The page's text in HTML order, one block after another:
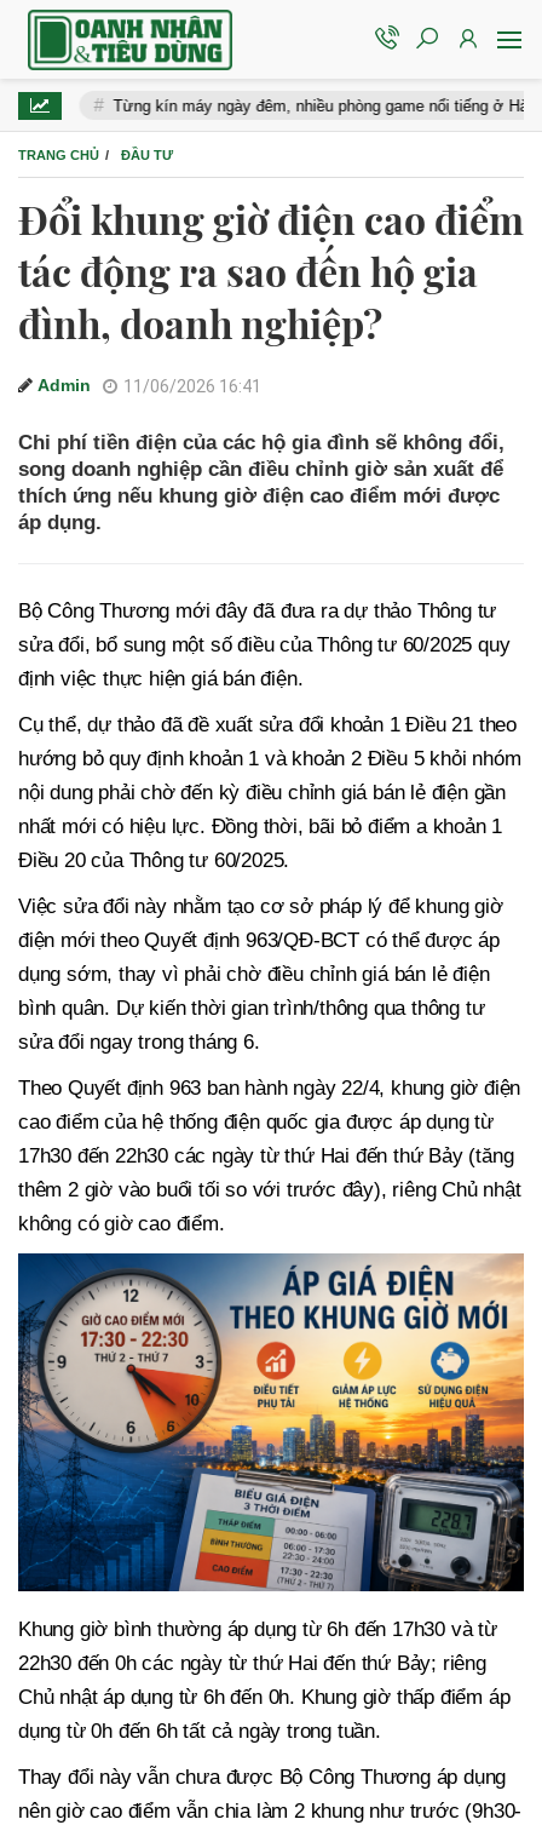
Từng kín máy ngày đêm, nhiều phòng game nổi tiếng ở Hà Nội đóng
TRANG CHỦ ĐẦU TƯ
Đổi khung giờ điện cao điểm
tác động ra sao đến hộ gia
đình, doanh nghiệp?
Admin 11/06/2026 16:41
Chi phí tiền điện của các hộ gia đình sẽ không đổi,
song doanh nghiệp cần điều chỉnh giờ sản xuất để
thích ứng nếu khung giờ điện cao điểm mới được
áp dụng.
Bộ Công Thương mới đây đã đưa ra dự thảo Thông tư
sửa đổi, bổ sung một số điều của Thông tư 60/2025 quy
định việc thực hiện giá bán điện.
Cụ thể, dự thảo đã đề xuất sửa đổi khoản 1 Điều 21 theo
hướng bỏ quy định khoản 1 và khoản 2 Điều 5 khỏi nhóm
nội dung phải chờ đến kỳ điều chỉnh giá bán lẻ điện gần
nhất mới có hiệu lực. Đồng thời, bãi bỏ điểm a khoản 1
Điều 20 của Thông tư 60/2025.
Việc sửa đổi này nhằm tạo cơ sở pháp lý để khung giờ
điện mới theo Quyết định 963/QĐ-BCT có thể được áp
dụng sớm, thay vì phải chờ điều chỉnh giá bán lẻ điện
bình quân. Dự kiến thời gian trình/thông qua thông tư
sửa đổi ngay trong tháng 6.
Theo Quyết định 963 ban hành ngày 22/4, khung giờ điện
cao điểm của hệ thống điện quốc gia được áp dụng từ
17h30 đến 22h30 các ngày từ thứ Hai đến thứ Bảy (tăng
thêm 2 giờ vào buổi tối so với trước đây), riêng Chủ nhật
không có giờ cao điểm.
Khung giờ bình thường áp dụng từ 6h đến 17h30 và từ
22h30 đến 0h các ngày từ thứ Hai đến thứ Bảy; riêng
Chủ nhật áp dụng từ 6h đến 0h. Khung giờ thấp điểm áp
dụng từ 0h đến 6h tất cả ngày trong tuần.
Thay đổi này vẫn chưa được Bộ Công Thương áp dụng
nên giờ cao điểm vẫn chia làm 2 khung như trước (9h30-